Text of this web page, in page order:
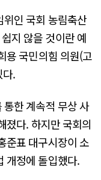
위인 국회 농림축산
지 않을 것이란 예
용 국민의힘 의원(고
다.
한 계속적 무상 사
졌다. 하지만 국회의
준표 대구시장이 소
개정에 돌입했다.